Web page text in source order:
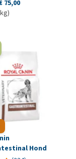
75,00
Hond